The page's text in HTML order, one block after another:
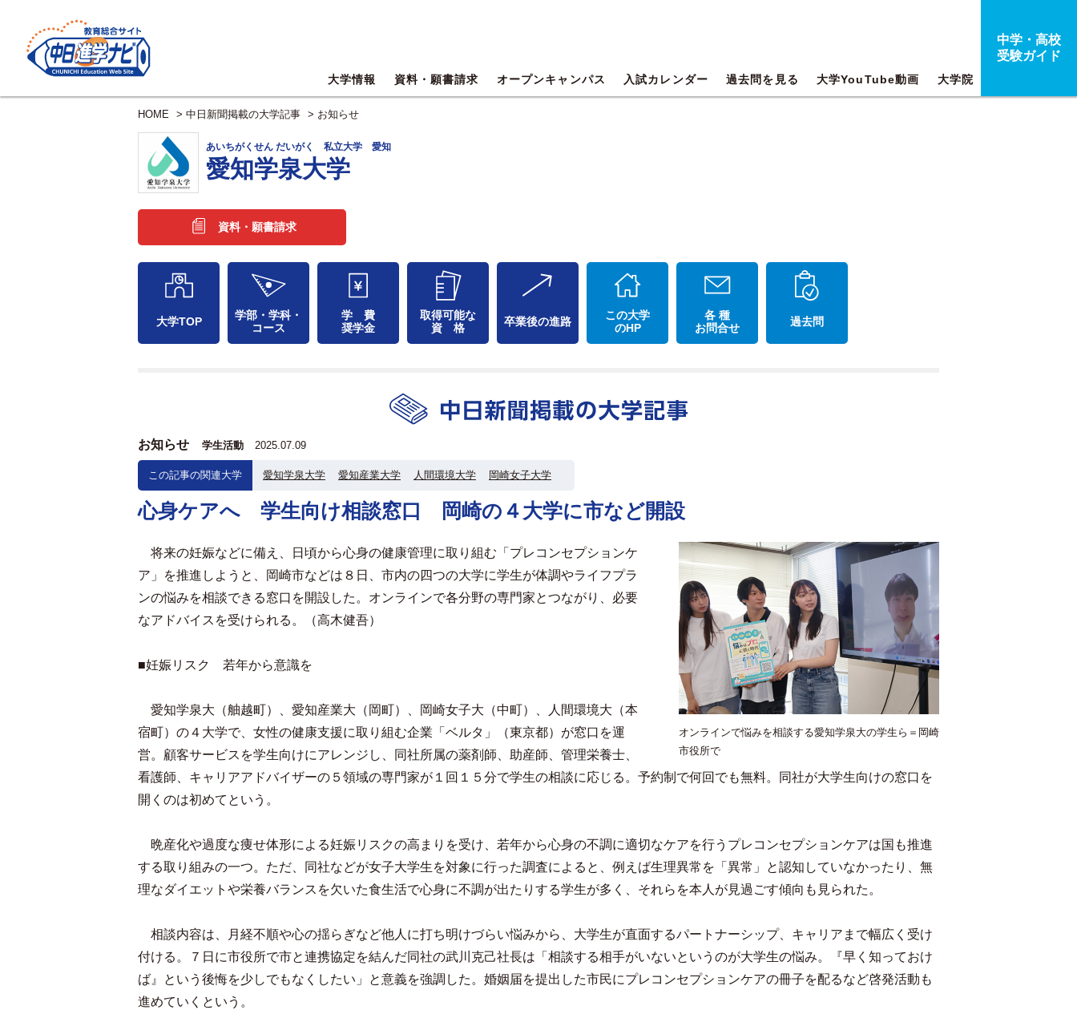
大学情報 資料・願書請求 オープンキャンパス 入試カレンダー 過去問を見る 大学YouTube動画 大学院
中学・高校
受験ガイド
HOME > 中日新聞掲載の大学記事 > お知らせ
あいちがくせん だいがく 私立大学 愛知
愛知学泉大学
資料・願書請求
大学TOP
学部・学科・
コース
学 費
奨学金
取得可能な
資 格
卒業後の進路
この大学
のHP
各 種
お問合せ
過去問
お知らせ 学生活動 2025.07.09
この記事の関連大学 愛知学泉大学 愛知産業大学 人間環境大学 岡崎女子大学
心身ケアへ 学生向け相談窓口 岡崎の４大学に市など開設
オンラインで悩みを相談する愛知学泉大の学生ら＝岡崎
市役所で
将来の妊娠などに備え、日頃から心身の健康管理に取り組む「プレコンセプションケ
ア」を推進しようと、岡崎市などは８日、市内の四つの大学に学生が体調やライフプラ
ンの悩みを相談できる窓口を開設した。オンラインで各分野の専門家とつながり、必要
なアドバイスを受けられる。（高木健吾）
■妊娠リスク 若年から意識を
愛知学泉大（舳越町）、愛知産業大（岡町）、岡崎女子大（中町）、人間環境大（本
宿町）の４大学で、女性の健康支援に取り組む企業「ベルタ」（東京都）が窓口を運
営。顧客サービスを学生向けにアレンジし、同社所属の薬剤師、助産師、管理栄養士、
看護師、キャリアアドバイザーの５領域の専門家が１回１５分で学生の相談に応じる。予約制で何回でも無料。同社が大学生向けの窓口を
開くのは初めてという。
晩産化や過度な痩せ体形による妊娠リスクの高まりを受け、若年から心身の不調に適切なケアを行うプレコンセプションケアは国も推進
する取り組みの一つ。ただ、同社などが女子大学生を対象に行った調査によると、例えば生理異常を「異常」と認知していなかったり、無
理なダイエットや栄養バランスを欠いた食生活で心身に不調が出たりする学生が多く、それらを本人が見過ごす傾向も見られた。
相談内容は、月経不順や心の揺らぎなど他人に打ち明けづらい悩みから、大学生が直面するパートナーシップ、キャリアまで幅広く受け
付ける。７日に市役所で市と連携協定を結んだ同社の武川克己社長は「相談する相手がいないというのが大学生の悩み。『早く知っておけ
ば』という後悔を少しでもなくしたい」と意義を強調した。婚姻届を提出した市民にプレコンセプションケアの冊子を配るなど啓発活動も
進めていくという。